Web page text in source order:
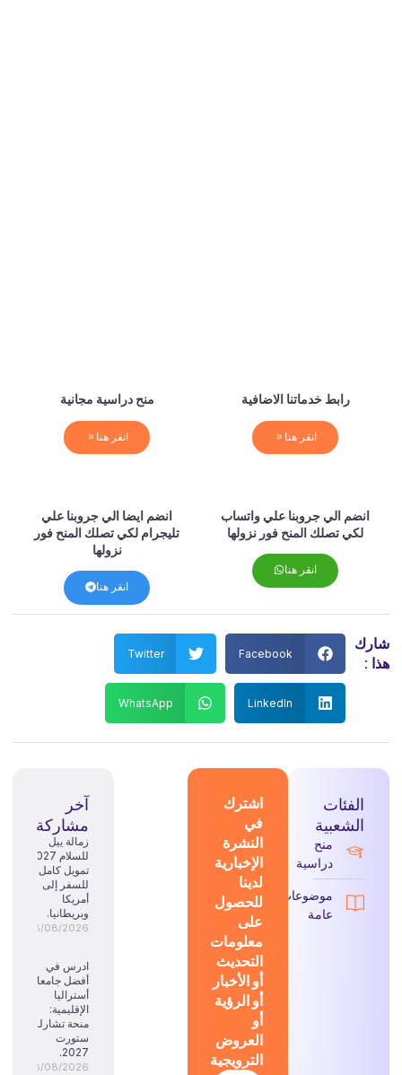
رابط خدماتنا الاضافية
انقر هنا
منح دراسية مجانية
انقر هنا
انضم الي جروبنا علي واتساب
لكي تصلك المنح فور نزولها
انقر هنا
انضم ايضا الي جروبنا علي
تليجرام لكي تصلك المنح فور
نزولها
انقر هنا
شارك
هذا :
Facebook
Twitter
LinkedIn
WhatsApp
الفئات
الشعبية
منح
دراسية
موضوعات
عامة
اشترك
في
النشرة
الإخبارية
لدينا
للحصول
على
معلومات
التحديث
أو الأخبار
أو الرؤية
أو
العروض
الترويجية
آخر
مشاركة
زمالة ييل
تمويل كامل
للسفر إلى
أمريكا
وبريطانيا.
08/08/2026
ادرس في
أفضل جامعات
أستراليا
الإقليمية:
منحة تشارلز
ستورت
2027.
08/08/2026